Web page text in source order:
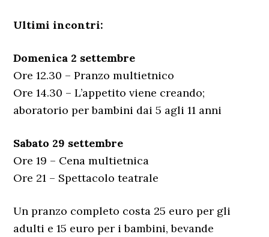
Ultimi incontri:
Domenica 2 settembre
Ore 12.30 – Pranzo multietnico
Ore 14.30 – L’appetito viene creando;
aboratorio per bambini dai 5 agli 11 anni
Sabato 29 settembre
Ore 19 – Cena multietnica
Ore 21 – Spettacolo teatrale
Un pranzo completo costa 25 euro per gli
adulti e 15 euro per i bambini, bevande